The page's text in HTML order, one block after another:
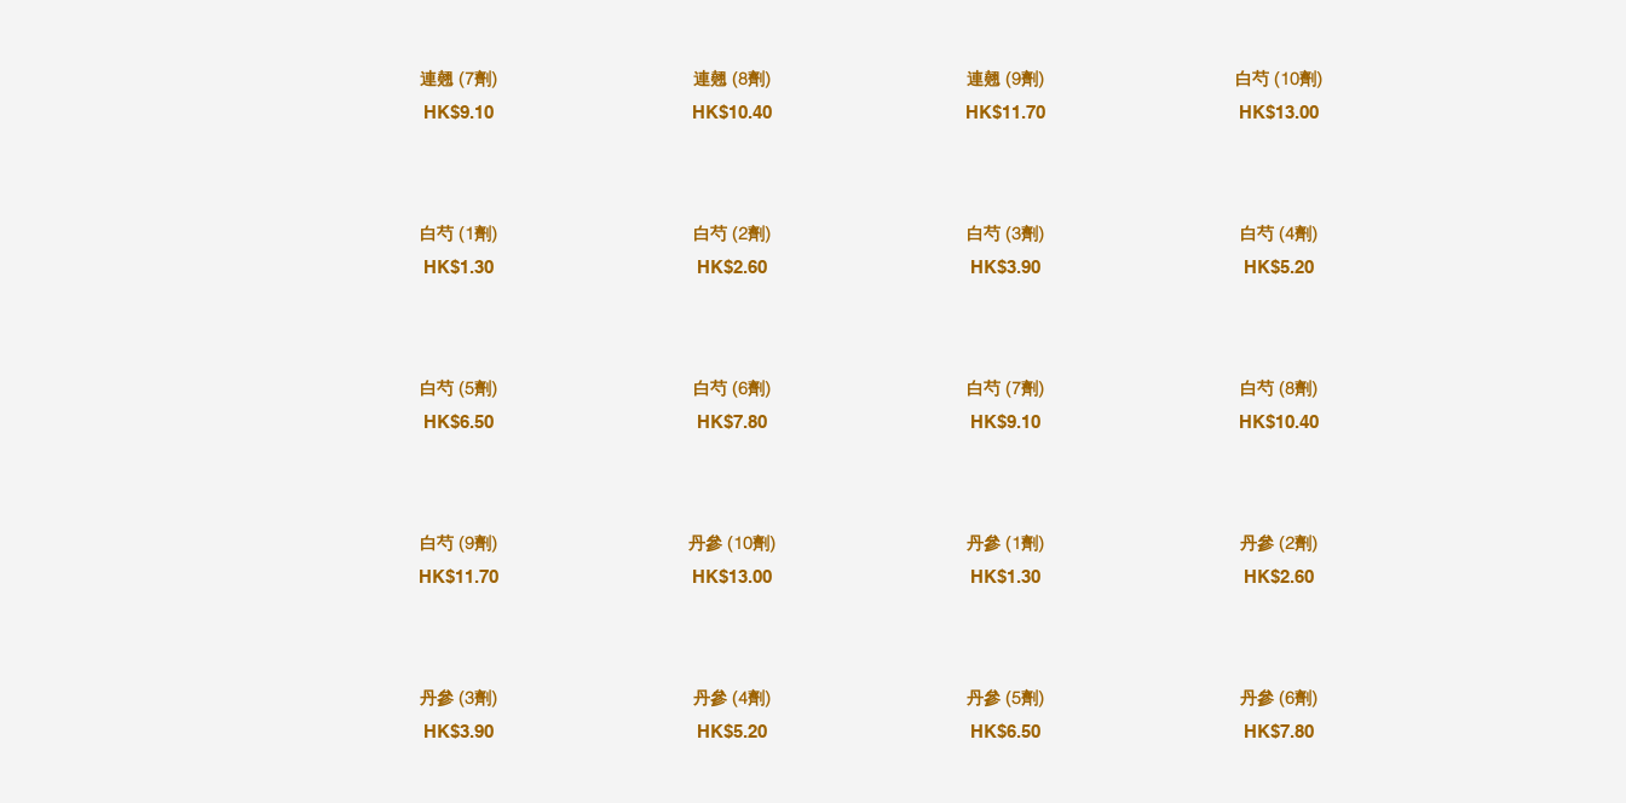
連翹 (7劑)
HK$9.10
白芍 (1劑)
HK$1.30
白芍 (5劑)
HK$6.50
白芍 (9劑)
HK$11.70
丹參 (3劑)
HK$3.90
連翹 (8劑)
HK$10.40
白芍 (2劑)
HK$2.60
白芍 (6劑)
HK$7.80
丹參 (10劑)
HK$13.00
丹參 (4劑)
HK$5.20
連翹 (9劑)
HK$11.70
白芍 (3劑)
HK$3.90
白芍 (7劑)
HK$9.10
丹參 (1劑)
HK$1.30
丹參 (5劑)
HK$6.50
白芍 (10劑)
HK$13.00
白芍 (4劑)
HK$5.20
白芍 (8劑)
HK$10.40
丹參 (2劑)
HK$2.60
丹參 (6劑)
HK$7.80